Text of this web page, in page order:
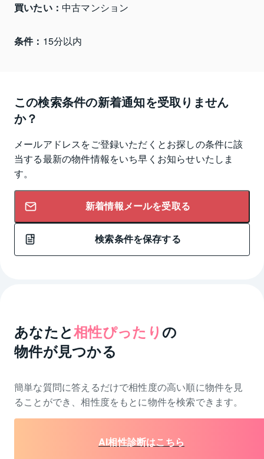
買いたい： 中古マンション
条件： 15分以内
この検索条件の新着通知を受取りません
か？
メールアドレスをご登録いただくとお探しの条件に該
当する最新の物件情報をいち早くお知らせいたしま
す。
新着情報メールを受取る
検索条件を保存する
あなたと相性ぴったり の
物件が見つかる
簡単な質問に答えるだけで相性度の高い順に物件を 見
ることができ、相性度をもとに物件を検索できます。
AI相性診断はこちら